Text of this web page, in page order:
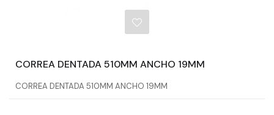
CORREA DENTADA 510MM ANCHO 19MM
CORREA DENTADA 510MM ANCHO 19MM